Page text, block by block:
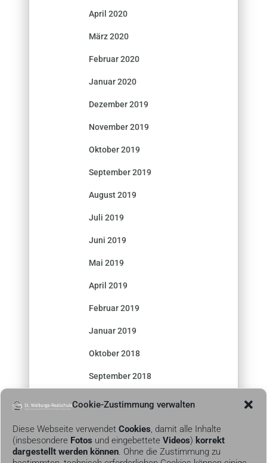
Cookie-Zustimmung verwalten
Diese Webseite verwendet Cookies, damit alle Inhalte
(insbesondere Fotos und eingebettete Videos) korrekt
dargestellt werden können. Ohne die Zustimmung zu
April 2020
März 2020
Februar 2020
Januar 2020
Dezember 2019
November 2019
Oktober 2019
September 2019
August 2019
Juli 2019
Juni 2019
Mai 2019
April 2019
Februar 2019
Januar 2019
Oktober 2018
September 2018